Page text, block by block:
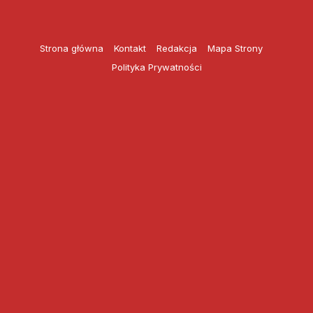
Strona główna Kontakt Redakcja
Mapa Strony
Polityka Prywatności